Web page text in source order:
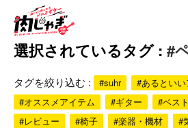
選択されているタグ : #
タグを絞り込む : #suhr #あるとい
#オススメアイテム
#ギター #ベス
#レビュー
#椅子 #楽器・機材 #